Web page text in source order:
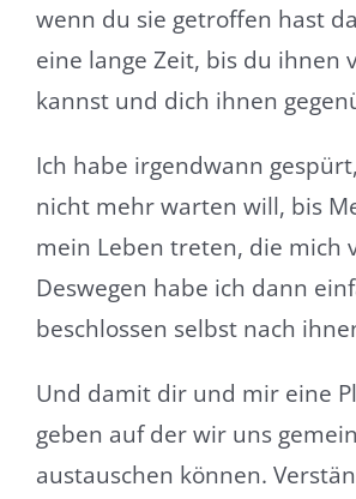
wenn du sie getroffen hast
eine lange Zeit, bis du ihnen
kannst und dich ihnen
Ich habe irgendwann
nicht mehr warten will, bis
mein Leben treten, die mich
Deswegen habe ich dann
beschlossen selbst nach
Und damit dir und mir eine
geben auf der wir uns
austauschen können.